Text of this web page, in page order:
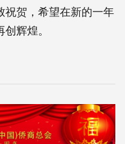
祝贺，希望在新的一年
辉煌。